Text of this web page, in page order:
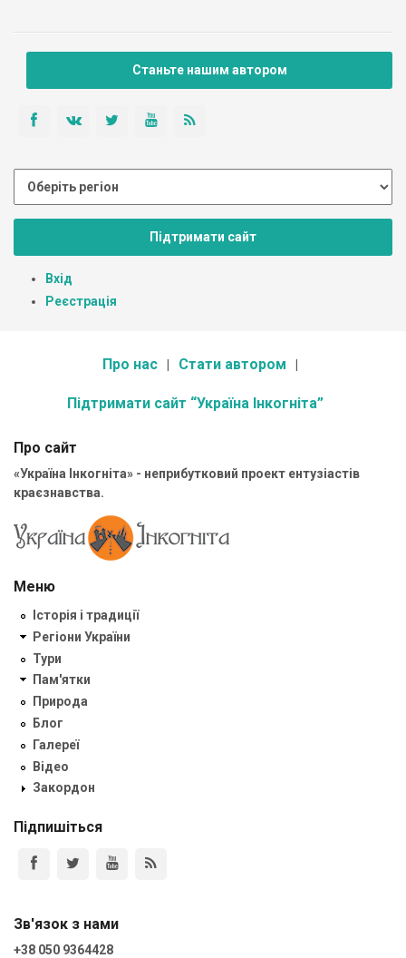
Станьте нашим автором
Підтримати сайт
Вхід
Реєстрація
Про нас Стати автором
Підтримати сайт “Україна Інкогніта”
Про сайт
«Україна Інкогніта» - неприбутковий проект ентузіастів
краєзнавства.
Меню
Історія і традиції
Регіони України
Тури
Пам'ятки
Природа
Блог
Галереї
Відео
Закордон
Підпишіться
Зв'язок з нами
+38 050 9364428